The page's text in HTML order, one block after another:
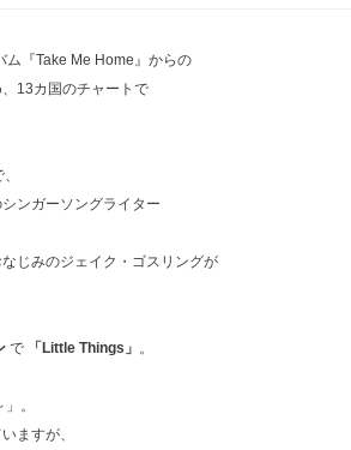
『Take Me Home』からの
13カ国のチャートで
ンガーソングライター
じみのジェイク・ゴスリングが
で 「Little Things」 。
。
ますが、